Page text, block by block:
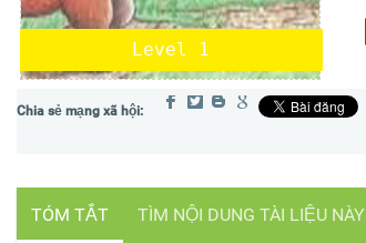
Level 1
TÓM TẮT TÌM NỘI DUNG TÀI LIỆU NÀY